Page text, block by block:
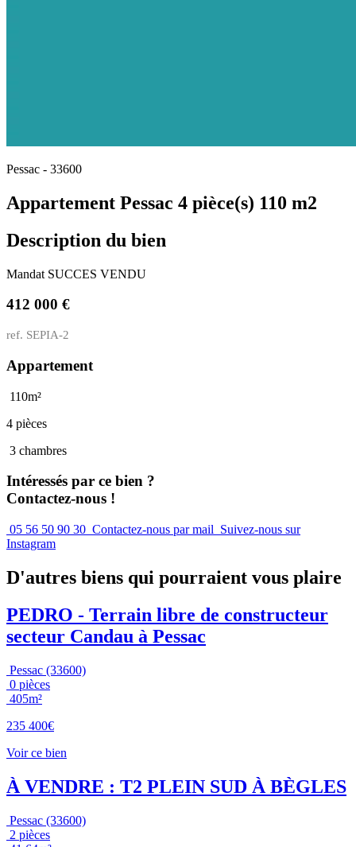
Pessac - 33600
Appartement Pessac 4 pièce(s) 110 m2
Description du bien
Mandat SUCCES VENDU
412 000 €
ref. SEPIA-2
Appartement
110m²
4 pièces
3 chambres
Intéressés par ce bien ?
Contactez-nous !
05 56 50 90 30 Contactez-nous par mail Suivez-nous sur
Instagram
D'autres biens qui pourraient vous plaire
PEDRO - Terrain libre de constructeur
secteur Candau à Pessac
Pessac (33600)
0 pièces
405m²
235 400€
Voir ce bien
À VENDRE : T2 PLEIN SUD À BÈGLES
Pessac (33600)
2 pièces